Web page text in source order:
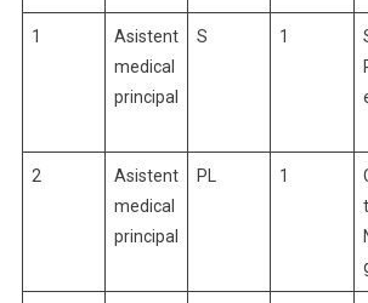
1
Asistent
medical
principal
S 1
2
Asistent
medical
principal
PL 1